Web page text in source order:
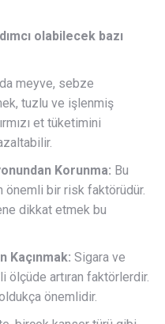
olabilecek bazı
meyve, sebze
tuzlu ve işlenmiş
et tüketimini
Korunma: Bu
önemli bir risk faktörüdür.
dikkat etmek bu
Kaçınmak: Sigara ve
artıran faktörlerdir.
önemlidir.